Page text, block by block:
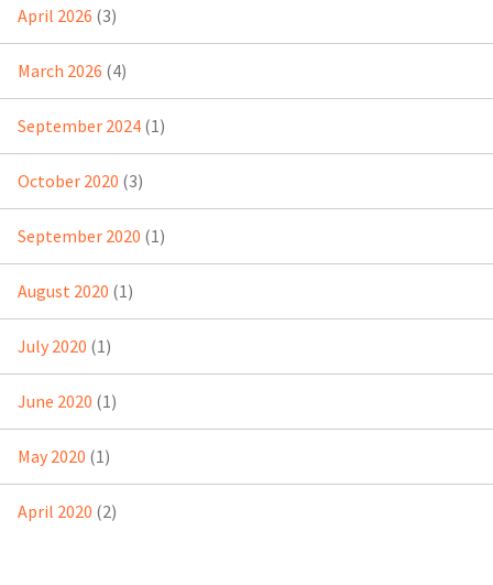
April 2026 (3)
March 2026 (4)
September 2024 (1)
October 2020 (3)
September 2020 (1)
August 2020 (1)
July 2020 (1)
June 2020 (1)
May 2020 (1)
April 2020 (2)